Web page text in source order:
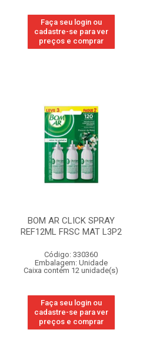
Faça seu login ou
cadastre-se para ver
preços e comprar
BOM AR CLICK SPRAY
REF12ML FRSC MAT L3P2
Código: 330360
Embalagem: Unidade
Caixa contém 12 unidade(s)
Faça seu login ou
cadastre-se para ver
preços e comprar